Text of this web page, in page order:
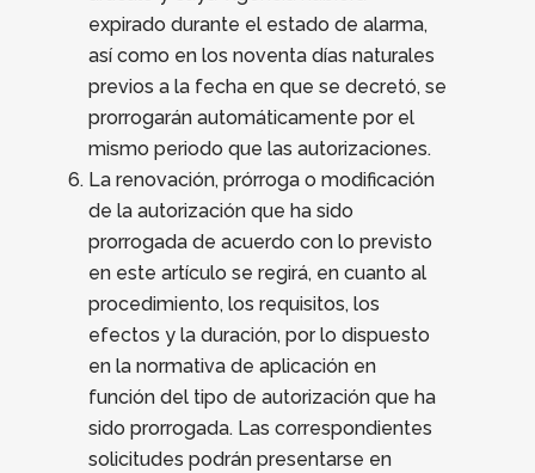
expirado durante el estado de alarma,
así­ como en los noventa dí­as naturales
previos a la fecha en que se decretó, se
prorrogarán automáticamente por el
mismo periodo que las autorizaciones.
La renovación, prórroga o modificación
de la autorización que ha sido
prorrogada de acuerdo con lo previsto
en este artí­culo se regirá, en cuanto al
procedimiento, los requisitos, los
efectos y la duración, por lo dispuesto
en la normativa de aplicación en
función del tipo de autorización que ha
sido prorrogada. Las correspondientes
solicitudes podrán presentarse en